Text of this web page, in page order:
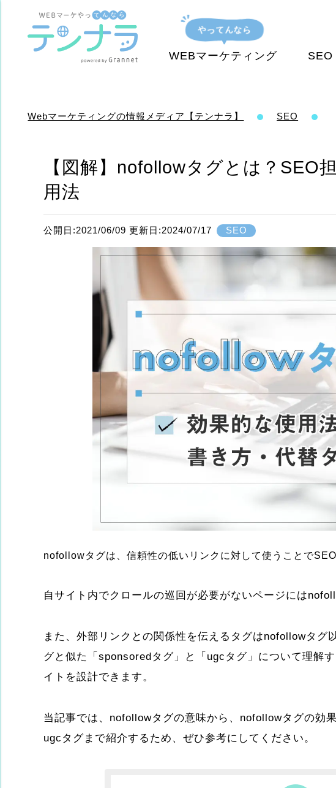
WEBマーケティング SEO
Webマーケティングの情報メディア【テンナラ】 SEO
【図解】nofollowタグとは？SEO
用法
公開日:2021/06/09 更新日:2024/07/17 SEO
nofollowタグは、信頼性の低いリンクに対して使うことで
自サイト内でクロールの巡回が必要がないページには
また、外部リンクとの関係性を伝えるタグはnofollowタグ
グと似た「sponsoredタグ」と「ugcタグ」について理解
イトを設計できます。
当記事では、nofollowタグの意味から、nofollowタグの効
ugcタグまで紹介するため、ぜひ参考にしてください。